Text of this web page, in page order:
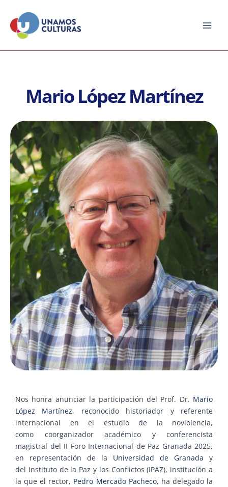
contenido
Mario López Martínez
Nos honra anunciar la participación del Prof. Dr. Mario
López Martínez, reconocido historiador y referente
internacional en el estudio de la noviolencia,
como coorganizador académico y conferencista
magistral del II Foro Internacional de Paz Granada 2025,
en representación de la Universidad de Granada y
del Instituto de la Paz y los Conflictos (IPAZ), institución a
la que el rector, Pedro Mercado Pacheco, ha delegado la